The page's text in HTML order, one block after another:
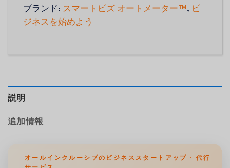
ブランド: スマートビズ オートメーター™, ビ
ジネスを始めよう
説明
追加情報
オールインクルーシブのビジネススタートアップ · 代行